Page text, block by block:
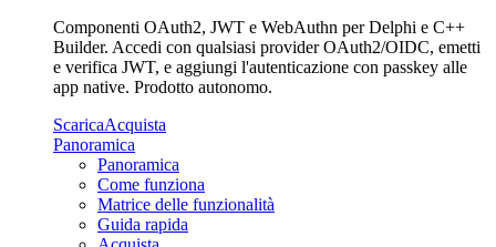
Componenti OAuth2, JWT e WebAuthn per Delphi e C++
Builder. Accedi con qualsiasi provider OAuth2/OIDC, emetti
e verifica JWT, e aggiungi l'autenticazione con passkey alle
app native. Prodotto autonomo.
ScaricaAcquista
Panoramica
Panoramica
Come funziona
Matrice delle funzionalità
Guida rapida